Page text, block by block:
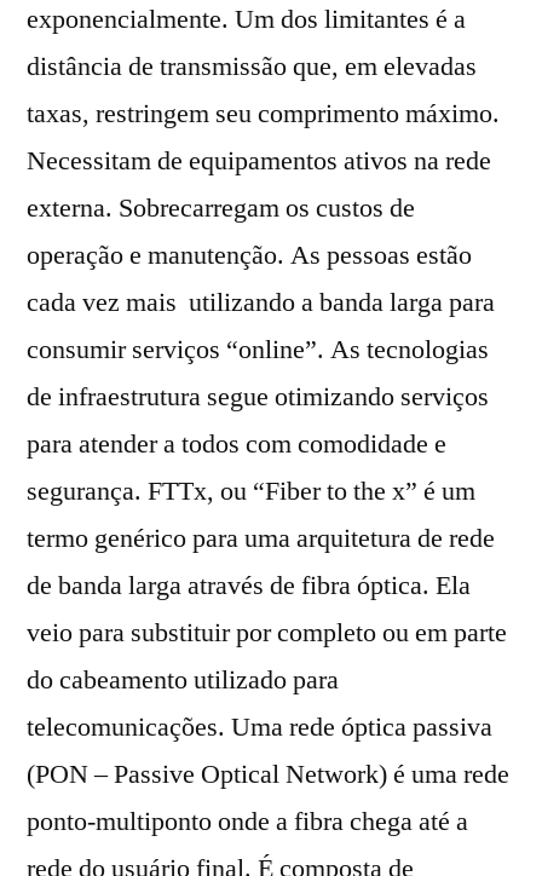
exponencialmente. Um dos limitantes é a
distância de transmissão que, em elevadas
taxas, restringem seu comprimento máximo.
Necessitam de equipamentos ativos na rede
externa. Sobrecarregam os custos de
operação e manutenção. As pessoas estão
cada vez mais utilizando a banda larga para
consumir serviços “online”. As tecnologias
de infraestrutura segue otimizando serviços
para atender a todos com comodidade e
segurança. FTTx, ou “Fiber to the x” é um
termo genérico para uma arquitetura de rede
de banda larga através de fibra óptica. Ela
veio para substituir por completo ou em parte
do cabeamento utilizado para
telecomunicações. Uma rede óptica passiva
(PON – Passive Optical Network) é uma rede
ponto-multiponto onde a fibra chega até a
rede do usuário final. É composta de